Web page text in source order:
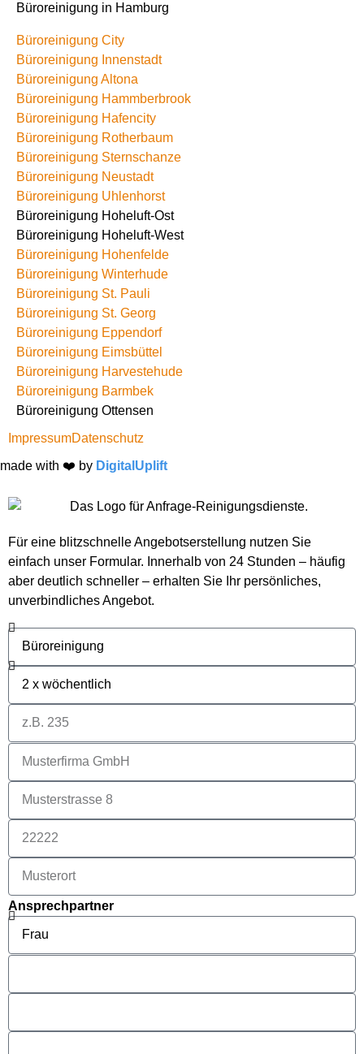
Büroreinigung in Hamburg
Büroreinigung City
Büroreinigung Innenstadt
Büroreinigung Altona
Büroreinigung Hammberbrook
Büroreinigung Hafencity
Büroreinigung Rotherbaum
Büroreinigung Sternschanze
Büroreinigung Neustadt
Büroreinigung Uhlenhorst
Büroreinigung Hoheluft-Ost
Büroreinigung Hoheluft-West
Büroreinigung Hohenfelde
Büroreinigung Winterhude
Büroreinigung St. Pauli
Büroreinigung St. Georg
Büroreinigung Eppendorf
Büroreinigung Eimsbüttel
Büroreinigung Harvestehude
Büroreinigung Barmbek
Büroreinigung Ottensen
ImpressumDatenschutz
made with ❤️ by DigitalUplift
Für eine blitzschnelle Angebotserstellung nutzen Sie
einfach unser Formular. Innerhalb von 24 Stunden – häufig
aber deutlich schneller – erhalten Sie Ihr persönliches,
unverbindliches Angebot.
Ansprechpartner